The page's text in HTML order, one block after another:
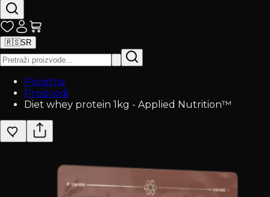
🇷🇸SR
Početna
Proizvodi
Diet whey protein 1kg - Applied Nutrition™